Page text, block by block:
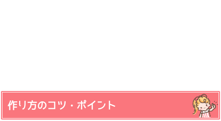
作り方のコツ・ポイント